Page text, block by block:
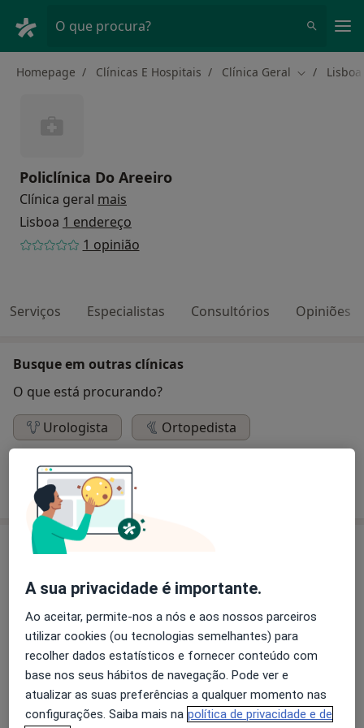
O que procura?
Homepage Clínicas E Hospitais Clínica Geral Mudar de
Lisboa
Policlínica Do Areeiro
Clínica geral mais
Lisboa 1 endereço
1 opinião
Serviços Especialistas Consultórios Opiniões
Busque em outras clínicas
O que está procurando?
Urologista
Ortopedista
Psicólogo
Pesquisar outra especialidade
Serviços
Ortopedia e traumatologia
Primeira consulta Ortopedia e Traumatologia
A sua privacidade é importante.
Ao aceitar, permite-nos a nós e aos nossos parceiros
utilizar cookies (ou tecnologias semelhantes) para
recolher dados estatísticos e fornecer conteúdo com
base nos seus hábitos de navegação. Pode ver e
atualizar as suas preferências a qualquer momento nas
configurações. Saiba mais na política de privacidade e de